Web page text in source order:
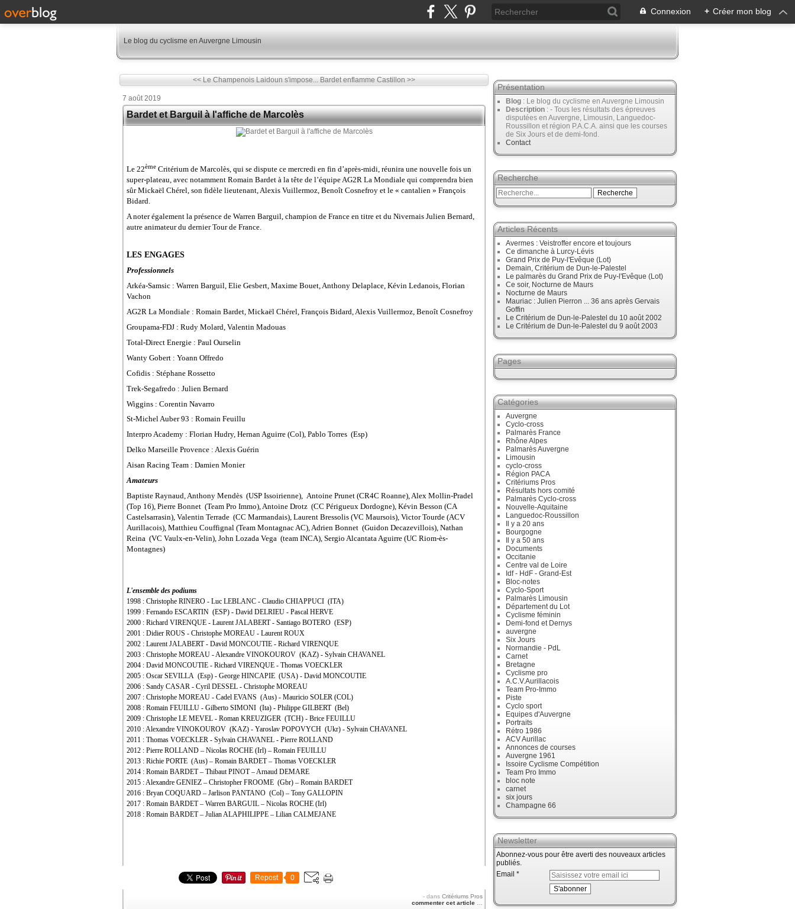
Connexion + Créer mon blog
Le blog du cyclisme en Auvergne Limousin
<< Le Champenois Laidoun s'impose... Bardet enflamme Castillon >>
7 août 2019
Bardet et Barguil à l'affiche de Marcolès
Le 22ème Critérium de Marcolès, qui se dispute ce mercredi en fin d’après-midi, réunira une nouvelle fois un
super-plateau, avec notamment Romain Bardet à la tête de l’équipe AG2R La Mondiale qui comprendra bien
sûr Mickaël Chérel, son fidèle lieutenant, Alexis Vuillermoz, Benoît Cosnefroy et le « cantalien » François
Bidard.
A noter également la présence de Warren Barguil, champion de France en titre et du Nivernais Julien Bernard,
autre animateur du dernier Tour de France.
LES ENGAGES
Professionnels
Arkéa-Samsic : Warren Barguil, Elie Gesbert, Maxime Bouet, Anthony Delaplace, Kévin Ledanois, Florian
Vachon
AG2R La Mondiale : Romain Bardet, Mickaël Chérel, François Bidard, Alexis Vuillermoz, Benoît Cosnefroy
Groupama-FDJ : Rudy Molard, Valentin Madouas
Total-Direct Energie : Paul Ourselin
Wanty Gobert : Yoann Offredo
Cofidis : Stéphane Rossetto
Trek-Segafredo : Julien Bernard
Wiggins : Corentin Navarro
St-Michel Auber 93 : Romain Feuillu
Interpro Academy : Florian Hudry, Hernan Aguirre (Col), Pablo Torres (Esp)
Delko Marseille Provence : Alexis Guérin
Aisan Racing Team : Damien Monier
Amateurs
Baptiste Raynaud, Anthony Mendès (USP Issoirienne), Antoine Prunet (CR4C Roanne), Alex Mollin-Pradel
(Top 16), Pierre Bonnet (Team Pro Immo), Antoine Drotz (CC Périgueux Dordogne), Kévin Besson (CA
Castelsarrasin), Valentin Terrade (CC Marmandais), Laurent Bressolis (VC Maursois), Victor Tourde (ACV
Aurillacois), Matthieu Couffignal (Team Montagnac AC), Adrien Bonnet (Guidon Decazevillois), Nathan
Reina (VC Vaulx-en-Velin), John Lozada Vega (team INCA), Sergio Alcantata Aguirre (UC Riom-ès-
Montagnes)
L'ensemble des podiums
1998 : Christophe RINERO - Luc LEBLANC - Claudio CHIAPPUCI (ITA)
1999 : Fernando ESCARTIN (ESP) - David DELRIEU - Pascal HERVE
2000 : Richard VIRENQUE - Laurent JALABERT - Santiago BOTERO (ESP)
2001 : Didier ROUS - Christophe MOREAU - Laurent ROUX
2002 : Laurent JALABERT - David MONCOUTIE - Richard VIRENQUE
2003 : Christophe MOREAU - Alexandre VINOKOUROV (KAZ) - Sylvain CHAVANEL
2004 : David MONCOUTIE - Richard VIRENQUE - Thomas VOECKLER
2005 : Oscar SEVILLA (Esp) - George HINCAPIE (USA) - David MONCOUTIE
2006 : Sandy CASAR - Cyril DESSEL - Christophe MOREAU
2007 : Christophe MOREAU - Cadel EVANS (Aus) - Mauricio SOLER (COL)
2008 : Romain FEUILLU - Gilberto SIMONI (Ita) - Philippe GILBERT (Bel)
2009 : Christophe LE MEVEL - Roman KREUZIGER (TCH) - Brice FEUILLU
2010 : Alexandre VINOKOUROV (KAZ) - Yaroslav POPOVYCH (Ukr) - Sylvain CHAVANEL
2011 : Thomas VOECKLER - Sylvain CHAVANEL - Pierre ROLLAND
2012 : Pierre ROLLAND – Nicolas ROCHE (Irl) – Romain FEUILLU
2013 : Richie PORTE (Aus) – Romain BARDET – Thomas VOECKLER
2014 : Romain BARDET – Thibaut PINOT – Arnaud DEMARE
2015 : Alexandre GENIEZ – Christopher FROOME (Gbr) – Romain BARDET
2016 : Bryan COQUARD – Jarlison PANTANO (Col) – Tony GALLOPIN
2017 : Romain BARDET – Warren BARGUIL – Nicolas ROCHE (Irl)
2018 : Romain BARDET – Julian ALAPHILIPPE – Lilian CALMEJANE
Repost 0
- dans Critériums Pros
commenter cet article
Présentation
Blog : Le blog du cyclisme en Auvergne Limousin
Description : - Tous les résultats des épreuves
disputées en Auvergne, Limousin, Languedoc-
Roussillon et région P.A.C.A. ainsi que les courses
de Six Jours et de demi-fond.
Contact
Recherche
Articles Récents
Avermes : Veistroffer encore et toujours
Ce dimanche à Lurcy-Lévis
Grand Prix de Puy-l'Evêque (Lot)
Demain, Critérium de Dun-le-Palestel
Le palmarès du Grand Prix de Puy-l'Evêque (Lot)
Ce soir, Nocturne de Maurs
Nocturne de Maurs
Mauriac : Julien Pierron ... 36 ans après Gervais
Goffin
Le Critérium de Dun-le-Palestel du 10 août 2002
Le Critérium de Dun-le-Palestel du 9 août 2003
Pages
Catégories
Auvergne
Cyclo-cross
Palmarès France
Rhône Alpes
Palmarès Auvergne
Limousin
cyclo-cross
Région PACA
Critériums Pros
Résultats hors comité
Palmarès Cyclo-cross
Nouvelle-Aquitaine
Languedoc-Roussillon
Il y a 20 ans
Bourgogne
Il y a 50 ans
Documents
Occitanie
Centre val de Loire
Idf - HdF - Grand-Est
Bloc-notes
Cyclo-Sport
Palmarès Limousin
Département du Lot
Cyclisme féminin
Demi-fond et Dernys
auvergne
Six Jours
Normandie - PdL
Carnet
Bretagne
Cyclisme pro
A.C.V.Aurillacois
Team Pro-Immo
Piste
Cyclo sport
Equipes d'Auvergne
Portraits
Rétro 1986
ACV Aurillac
Annonces de courses
Auvergne 1961
Issoire Cyclisme Compétition
Team Pro Immo
bloc note
carnet
six jours
Champagne 66
Newsletter
Abonnez-vous pour être averti des nouveaux articles
publiés.
Email